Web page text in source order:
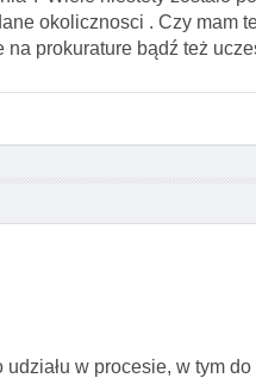
okolicznosci . Czy mam
prokurature bądź też
w procesie, w tym